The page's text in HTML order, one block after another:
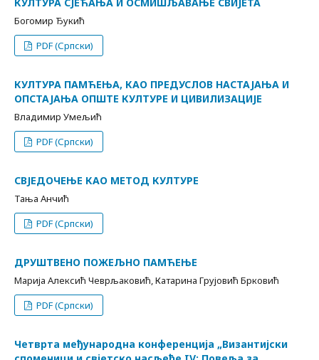
Богомир Ђукић
PDF (Српски)
КУЛТУРА ПАМЋЕЊА, КАО ПРЕДУСЛОВ НАСТАЈАЊА И
ОПСТАЈАЊА ОПШТЕ КУЛТУРЕ И ЦИВИЛИЗАЦИЈЕ
Владимир Умељић
PDF (Српски)
СВЈЕДОЧЕЊЕ КАО МЕТОД КУЛТУРЕ
Тања Анчић
PDF (Српски)
ДРУШТВЕНО ПОЖЕЉНО ПАМЋЕЊЕ
Марија Алексић Чеврљаковић, Катарина Грујовић Брковић
PDF (Српски)
Четврта међународна конференција „Византијски